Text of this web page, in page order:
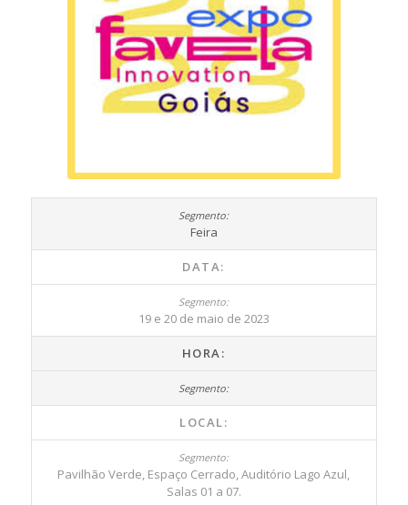
Feira
DATA:
19 e 20 de maio de 2023
HORA:
LOCAL:
Pavilhão Verde, Espaço Cerrado, Auditório Lago Azul,
Salas 01 a 07.